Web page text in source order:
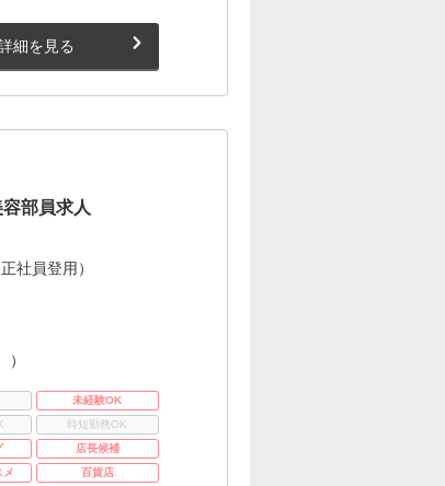
細を見る
部員求人
社員登用）
未経験OK
時短勤務OK
店長候補
メ 百貨店